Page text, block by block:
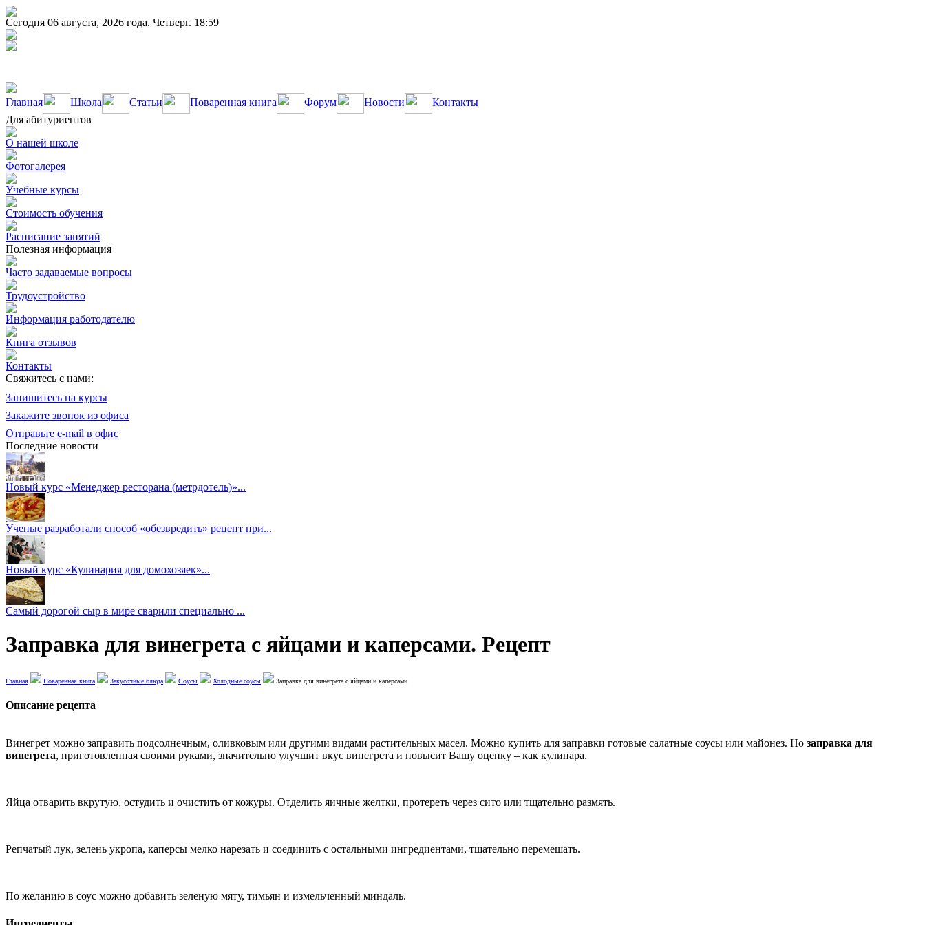
Сегодня 06 августа, 2026 года. Четверг. 18:59
Главная Школа Статьи Поваренная книга Форум Новости
Контакты
Для абитуриентов
О нашей школе
Фотогалерея
Учебные курсы
Стоимость обучения
Расписание занятий
Полезная информация
Часто задаваемые вопросы
Трудоустройство
Информация работодателю
Книга отзывов
Контакты
Свяжитесь с нами:
Запишитесь на курсы
Закажите звонок из офиса
Отправьте e-mail в офис
Последние новости
Новый курс «Менеджер ресторана (метрдотель)»...
Ученые разработали способ «обезвредить» рецепт при...
Новый курс «Кулинария для домохозяек»...
Самый дорогой сыр в мире сварили специально ...
Заправка для винегрета с яйцами и каперсами. Рецепт
Главная Поваренная книга Закусочные блюда Соусы Холодные соусы Заправка для винегрета с яйцами и каперсами
Описание рецепта
Винегрет можно заправить подсолнечным, оливковым или другими видами растительных масел. Можно купить для заправки готовые салатные соусы или майонез. Но заправка для
винегрета, приготовленная своими руками, значительно улучшит вкус винегрета и повысит Вашу оценку – как кулинара.
Яйца отварить вкрутую, остудить и очистить от кожуры. Отделить яичные желтки, протереть через сито или тщательно размять.
Репчатый лук, зелень укропа, каперсы мелко нарезать и соединить с остальными ингредиентами, тщательно перемешать.
По желанию в соус можно добавить зеленую мяту, тимьян и измельченный миндаль.